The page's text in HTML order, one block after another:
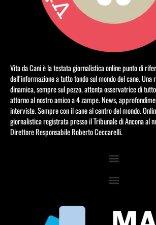
Vita da Cani è la testata giornalistica online punto di
dell’informazione a tutto tondo sul mondo del cane. Una
dinamica, sempre sul pezzo, attenta osservatrice di
attorno al nostro amico a 4 zampe. News,
interviste. Sempre con il cane al centro del mondo.
giornalistica registrata presso il Tribunale di Ancona al
Direttore Responsabile Roberto Ceccarelli.